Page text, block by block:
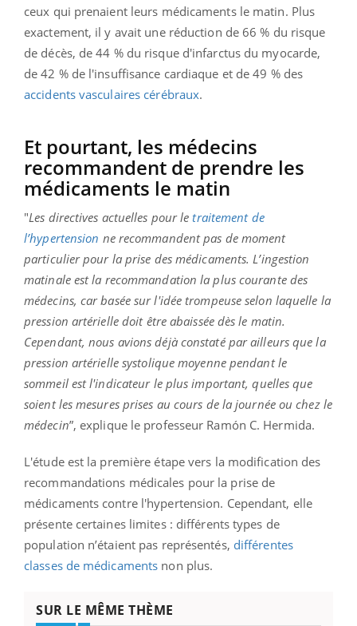
ceux qui prenaient leurs médicaments le matin. Plus
exactement, il y avait une réduction de 66 % du risque
de décès, de 44 % du risque d'infarctus du myocarde,
de 42 % de l'insuffisance cardiaque et de 49 % des
accidents vasculaires cérébraux.
Et pourtant, les médecins
recommandent de prendre les
médicaments le matin
"Les directives actuelles pourletraitement de
l’hypertension ne recommandent pas de moment
particulier pour la prise des médicaments. L’ingestion
matinale est la recommandation la plus courante des
médecins, car basée sur l'idée trompeuse selon laquelle la
pression artérielle doit être abaissée dès le matin.
Cependant, nous avions déjà constaté par ailleurs que la
pression artérielle systolique moyenne pendant le
sommeil est l'indicateur le plus important,quelles que
soient les mesures prises au cours de la journée ou chez le
médecin”, explique le professeur Ramón C. Hermida.
L'étude est la première étape vers la modification des
recommandations médicales pour la prise de
médicaments contre l'hypertension. Cependant, elle
présente certaines limites : différents types de
population n’étaient pas représentés, différentes
classes de médicaments non plus.
SUR LE MÊME THÈME